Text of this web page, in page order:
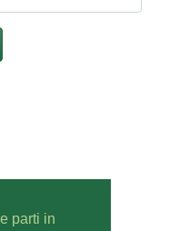
parti in